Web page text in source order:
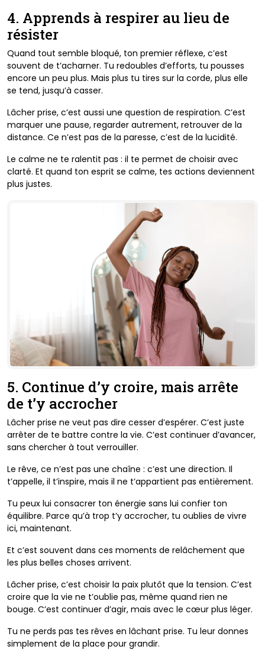
4. Apprends à respirer au lieu de
résister
Quand tout semble bloqué, ton premier réflexe, c’est
souvent de t’acharner. Tu redoubles d’efforts, tu pousses
encore un peu plus. Mais plus tu tires sur la corde, plus elle
se tend, jusqu’à casser.
Lâcher prise, c’est aussi une question de respiration. C’est
marquer une pause, regarder autrement, retrouver de la
distance. Ce n’est pas de la paresse, c’est de la lucidité.
Le calme ne te ralentit pas : il te permet de choisir avec
clarté. Et quand ton esprit se calme, tes actions deviennent
plus justes.
5. Continue d’y croire, mais arrête
de t’y accrocher
Lâcher prise ne veut pas dire cesser d’espérer. C’est juste
arrêter de te battre contre la vie. C’est continuer d’avancer,
sans chercher à tout verrouiller.
Le rêve, ce n’est pas une chaîne : c’est une direction. Il
t’appelle, il t’inspire, mais il ne t’appartient pas entièrement.
Tu peux lui consacrer ton énergie sans lui confier ton
équilibre. Parce qu’à trop t’y accrocher, tu oublies de vivre
ici, maintenant.
Et c’est souvent dans ces moments de relâchement que
les plus belles choses arrivent.
Lâcher prise, c’est choisir la paix plutôt que la tension. C’est
croire que la vie ne t’oublie pas, même quand rien ne
bouge. C’est continuer d’agir, mais avec le cœur plus léger.
Tu ne perds pas tes rêves en lâchant prise. Tu leur donnes
simplement de la place pour grandir.